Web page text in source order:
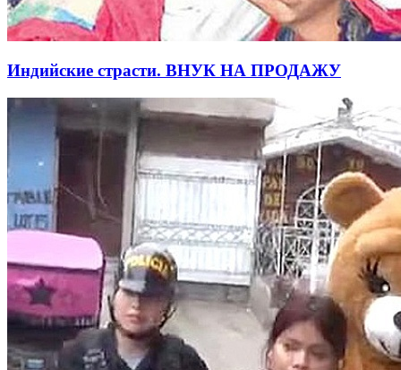
Индийские страсти. ВНУК НА ПРОДАЖУ